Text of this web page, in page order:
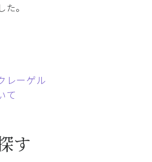
。
レーゲル
て
す